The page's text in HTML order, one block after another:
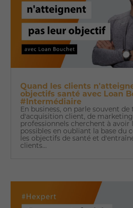
Quand les clients
objectifs santé avec Loan
#Intermédiaire
En business, on parle souvent de
d'acquisition client, de
professionnels cherchent à avoir
possibles en oubliant la base du
les objectifs de santé et
clients...